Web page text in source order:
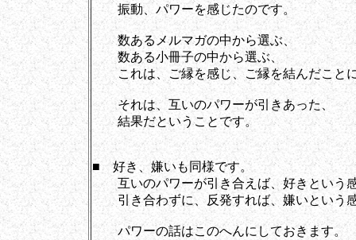
振動、パワーを感じたのです。
数あるメルマガの中から選ぶ、
数ある小冊子の中から選ぶ、
これは、ご縁を感じ、ご縁を結んだこと
それは、互いのパワーが引きあった、
結果だということです。
■ 好き、嫌いも同様です。
互いのパワーが引き合えば、好きという
引き合わずに、反発すれば、嫌いという感
パワーの話はこのへんにしておきます。